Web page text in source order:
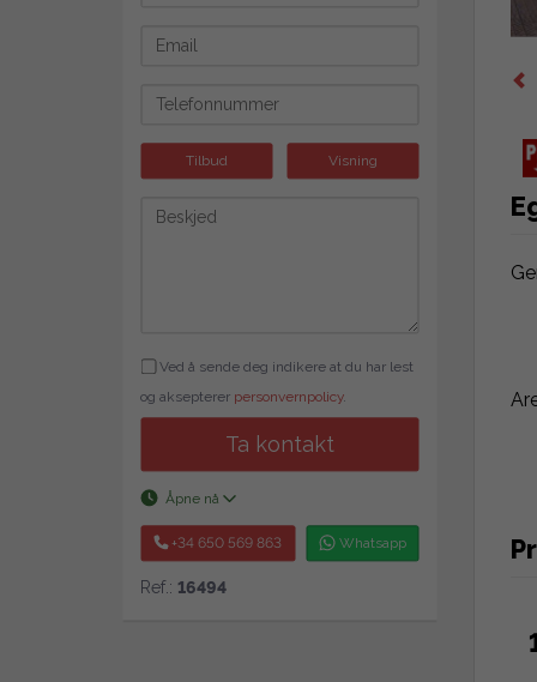
Tilbud Visning
Ved å sende deg indikere at du har lest
og aksepterer personvernpolicy.
Ta kontakt
Åpne nå
+34 650 569 863 Whatsapp
Ref.: 16494